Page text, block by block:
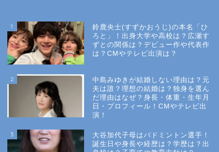
1
鈴鹿央士(すずかおうじ)の本名「ひ
ろと」！出身大学や高校は？広瀬す
ずとの関係は？デビュー作や代表作
は？CMやテレビ出演は？
2
中島みゆきが結婚しない理由は？元
夫は誰？理想の結婚は？独身を選ん
だ理由はなぜ？身長・体重・生年月
日・プロフィール！CMやテレビ出
演！
3
大谷加代子母はバドミントン選手！
誕生日や身長や経歴は？学歴は？出